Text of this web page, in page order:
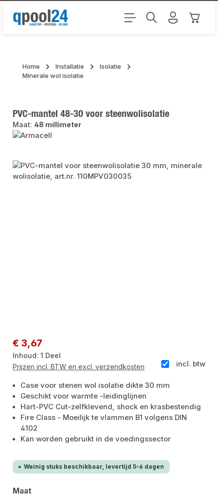
Ga naar de hoofdinhoud
Home Installatie
Isolatie
Minerale wol isolatie
PVC-mantel 48-30 voor steenwolisolatie
Maat: 48 millimeter
Afbeeldingengalerij overslaan
Normale prijs:
€ 3,67
Inhoud:1 Deel
incl. btw
Prijzen incl. BTW en excl. verzendkosten
Case voor stenen wol isolatie dikte 30 mm
Geschikt voor warmte -leidinglijnen
Hart-PVC Cut-zelfklevend, shock en krasbestendig
Fire Class - Moeilijk te vlammen B1 volgens DIN
4102
Kan worden gebruikt in de voedingssector
Weinig stuks beschikbaar, levertijd 5-6 dagen
Selecteer
Maat